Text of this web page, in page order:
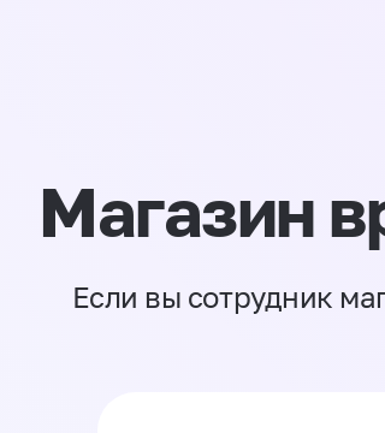
Магазин
Если вы сотрудник